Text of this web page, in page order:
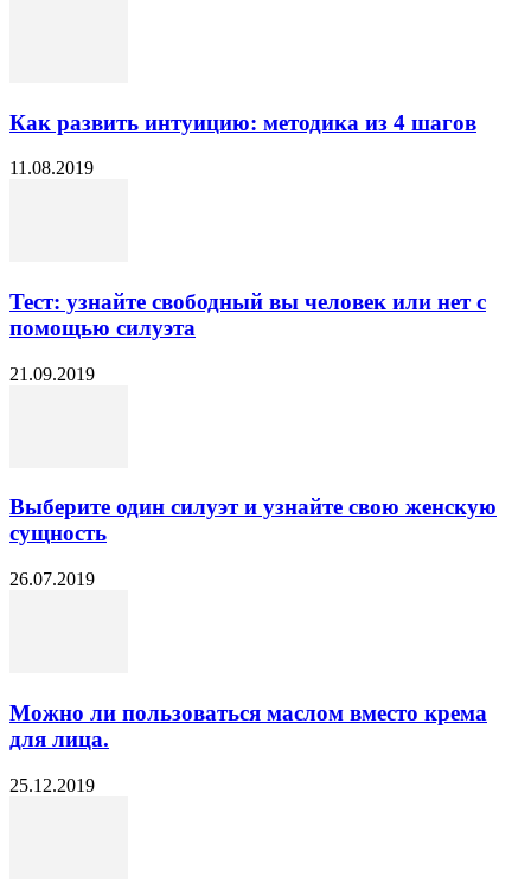
Как развить интуицию: методика из 4 шагов
11.08.2019
Тест: узнайте свободный вы человек или нет с
помощью силуэта
21.09.2019
Выберите один силуэт и узнайте свою женскую
сущность
26.07.2019
Можно ли пользоваться маслом вместо крема
для лица.
25.12.2019